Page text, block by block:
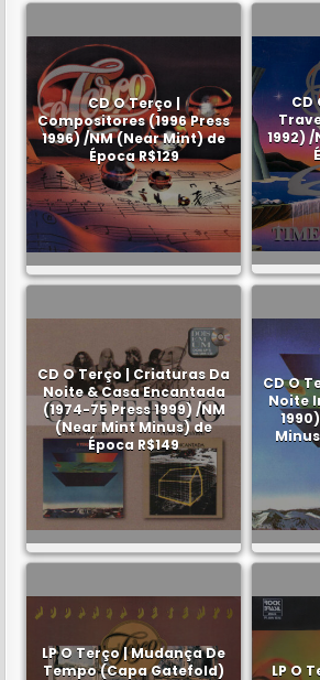
CD O Terço |
Compositores (1996 Press
1996) /NM (Near Mint) de
Época R$129
CD
1992)
CD O Terço | Criaturas Da
Noite & Casa Encantada
(1974-75 Press 1999) /NM
(Near Mint Minus) de
Época R$149
CD O
Noite
LP O Terço | Mudança De
Tempo (Capa Gatefold)
LP O